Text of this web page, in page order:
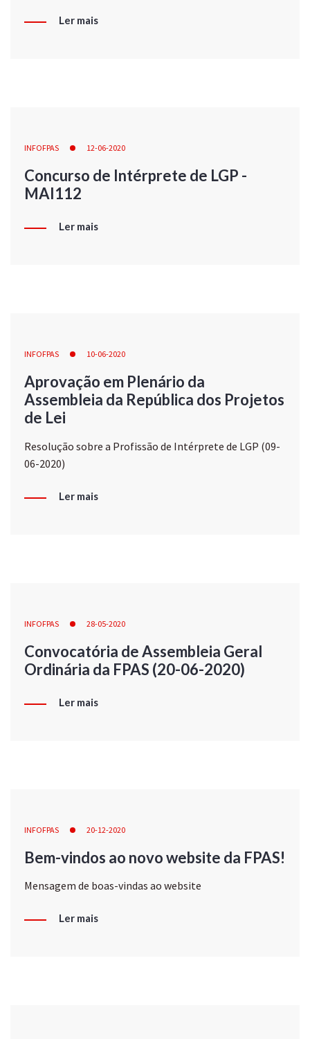
Ler mais
INFOFPAS 12-06-2020
Concurso de Intérprete de LGP -
MAI112
Ler mais
INFOFPAS 10-06-2020
Aprovação em Plenário da
Assembleia da República dos Projetos
de Lei
Resolução sobre a Profissão de Intérprete de LGP (09-
06-2020)
Ler mais
INFOFPAS 28-05-2020
Convocatória de Assembleia Geral
Ordinária da FPAS (20-06-2020)
Ler mais
INFOFPAS 20-12-2020
Bem-vindos ao novo website da FPAS!
Mensagem de boas-vindas ao website
Ler mais